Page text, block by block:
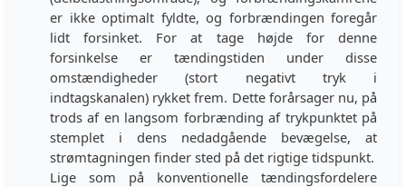
er ikke optimalt fyldte, og forbrændingen foregår
lidt forsinket. For at tage højde for denne
forsinkelse er tændingstiden under disse
omstændigheder (stort negativt tryk i
indtagskanalen) rykket frem. Dette forårsager nu, på
trods af en langsom forbrænding af trykpunktet på
stemplet i dens nedadgående bevægelse, at
strømtagningen finder sted på det rigtige tidspunkt.
Lige som på konventionelle tændingsfordelere